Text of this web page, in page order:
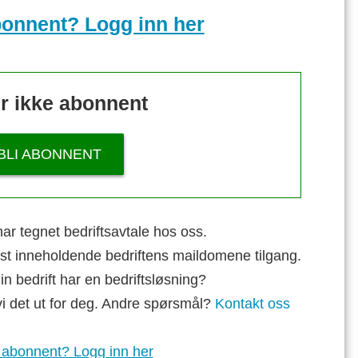
Logg inn her
ikke abonnent
ABONNENT
tegnet bedriftsavtale hos oss.
inneholdende bedriftens maildomene tilgang.
bedrift har en bedriftsløsning?
det ut for deg. Andre spørsmål? Kontakt oss
Logg inn her